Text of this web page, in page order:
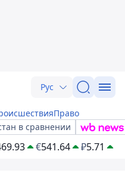
Рус
Право
в сравнении
€541.64 ₽5.71